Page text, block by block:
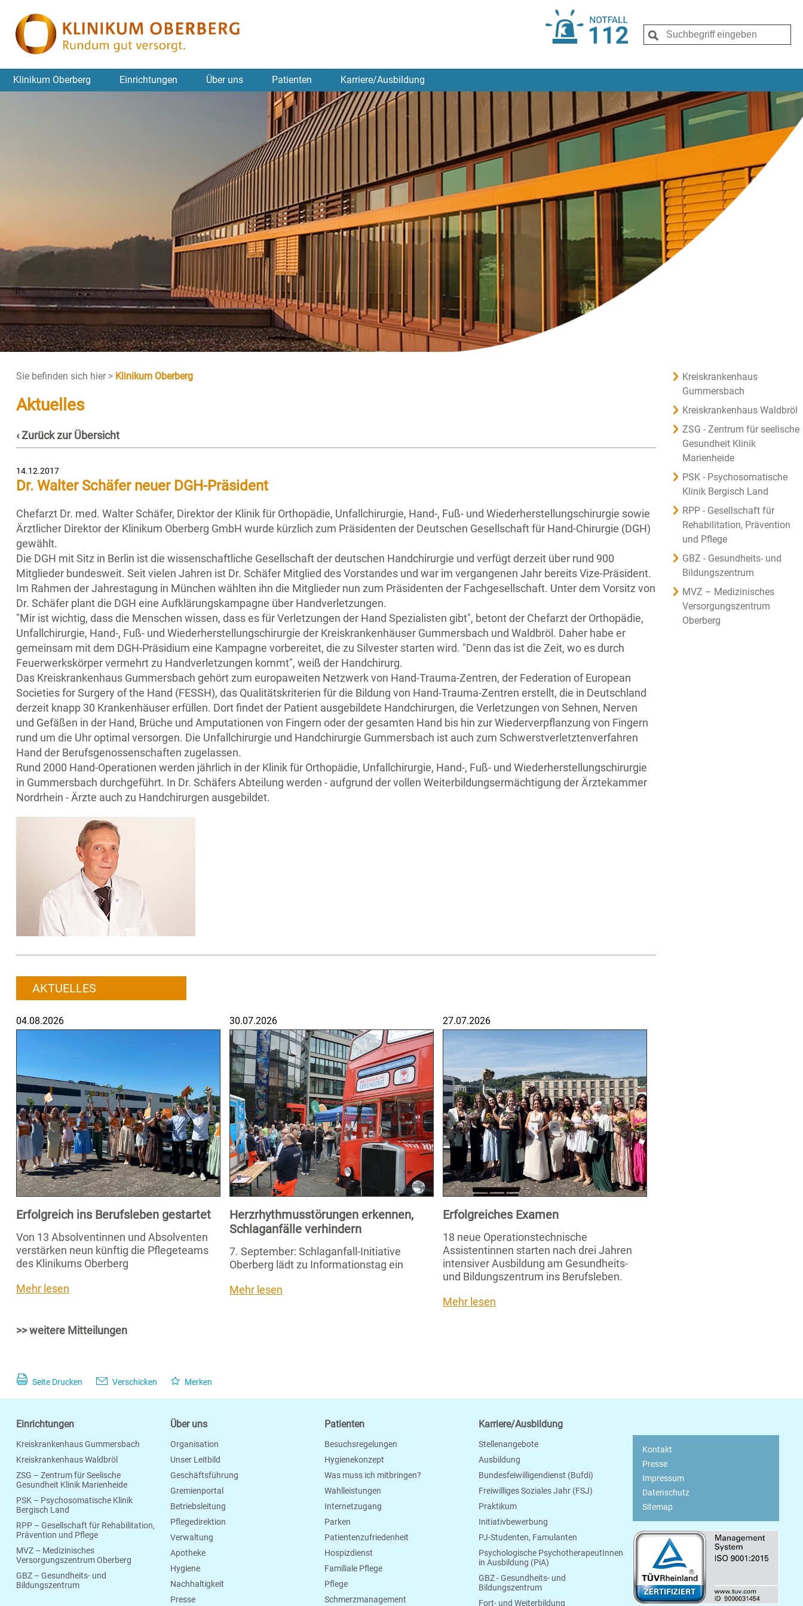
Klinikum Oberberg Einrichtungen Über uns Patienten Karriere/Ausbildung
Sie befinden sich hier > Klinikum Oberberg
Aktuelles
‹ Zurück zur Übersicht
14.12.2017
Dr. Walter Schäfer neuer DGH-Präsident
Chefarzt Dr. med. Walter Schäfer, Direktor der Klinik für Orthopädie, Unfallchirurgie, Hand-, Fuß- und Wiederherstellungschirurgie sowie
Ärztlicher Direktor der Klinikum Oberberg GmbH wurde kürzlich zum Präsidenten der Deutschen Gesellschaft für Hand-Chirurgie (DGH)
gewählt.
Die DGH mit Sitz in Berlin ist die wissenschaftliche Gesellschaft der deutschen Handchirurgie und verfügt derzeit über rund 900
Mitglieder bundesweit. Seit vielen Jahren ist Dr. Schäfer Mitglied des Vorstandes und war im vergangenen Jahr bereits Vize-Präsident.
Im Rahmen der Jahrestagung in München wählten ihn die Mitglieder nun zum Präsidenten der Fachgesellschaft. Unter dem Vorsitz von
Dr. Schäfer plant die DGH eine Aufklärungskampagne über Handverletzungen.
"Mir ist wichtig, dass die Menschen wissen, dass es für Verletzungen der Hand Spezialisten gibt", betont der Chefarzt der Orthopädie,
Unfallchirurgie, Hand-, Fuß- und Wiederherstellungschirurgie der Kreiskrankenhäuser Gummersbach und Waldbröl. Daher habe er
gemeinsam mit dem DGH-Präsidium eine Kampagne vorbereitet, die zu Silvester starten wird. "Denn das ist die Zeit, wo es durch
Feuerwerkskörper vermehrt zu Handverletzungen kommt", weiß der Handchirurg.
Das Kreiskrankenhaus Gummersbach gehört zum europaweiten Netzwerk von Hand-Trauma-Zentren, der Federation of European
Societies for Surgery of the Hand (FESSH), das Qualitätskriterien für die Bildung von Hand-Trauma-Zentren erstellt, die in Deutschland
derzeit knapp 30 Krankenhäuser erfüllen. Dort findet der Patient ausgebildete Handchirurgen, die Verletzungen von Sehnen, Nerven
und Gefäßen in der Hand, Brüche und Amputationen von Fingern oder der gesamten Hand bis hin zur Wiederverpflanzung von Fingern
rund um die Uhr optimal versorgen. Die Unfallchirurgie und Handchirurgie Gummersbach ist auch zum Schwerstverletztenverfahren
Hand der Berufsgenossenschaften zugelassen.
Rund 2000 Hand-Operationen werden jährlich in der Klinik für Orthopädie, Unfallchirurgie, Hand-, Fuß- und Wiederherstellungschirurgie
in Gummersbach durchgeführt. In Dr. Schäfers Abteilung werden - aufgrund der vollen Weiterbildungsermächtigung der Ärztekammer
Nordrhein - Ärzte auch zu Handchirurgen ausgebildet.
AKTUELLES
04.08.2026
Erfolgreich ins Berufsleben gestartet
Von 13 Absolventinnen und Absolventen
verstärken neun künftig die Pflegeteams
des Klinikums Oberberg
Mehr lesen
30.07.2026
Herzrhythmusstörungen erkennen,
Schlaganfälle verhindern
7. September: Schlaganfall-Initiative
Oberberg lädt zu Informationstag ein
Mehr lesen
27.07.2026
Erfolgreiches Examen
18 neue Operationstechnische
Assistentinnen starten nach drei Jahren
intensiver Ausbildung am Gesundheits-
und Bildungszentrum ins Berufsleben.
Mehr lesen
>> weitere Mitteilungen
Kreiskrankenhaus
Gummersbach
Kreiskrankenhaus Waldbröl
ZSG - Zentrum für seelische
Gesundheit Klinik
Marienheide
PSK - Psychosomatische
Klinik Bergisch Land
RPP - Gesellschaft für
Rehabilitation, Prävention
und Pflege
GBZ - Gesundheits- und
Bildungszentrum
MVZ – Medizinisches
Versorgungszentrum
Oberberg
Seite Drucken Verschicken Merken
Einrichtungen
Kreiskrankenhaus Gummersbach
Kreiskrankenhaus Waldbröl
ZSG – Zentrum für Seelische
Gesundheit Klinik Marienheide
PSK – Psychosomatische Klinik
Bergisch Land
RPP – Gesellschaft für Rehabilitation,
Prävention und Pflege
MVZ – Medizinisches
Versorgungszentrum Oberberg
GBZ – Gesundheits- und
Bildungszentrum
Über uns
Organisation
Unser Leitbild
Geschäftsführung
Gremienportal
Betriebsleitung
Pflegedirektion
Verwaltung
Apotheke
Hygiene
Nachhaltigkeit
Presse
Patienten
Besuchsregelungen
Hygienekonzept
Was muss ich mitbringen?
Wahlleistungen
Internetzugang
Parken
Patientenzufriedenheit
Hospizdienst
Familiale Pflege
Pflege
Schmerzmanagement
Karriere/Ausbildung
Stellenangebote
Ausbildung
Bundesfeiwilligendienst (Bufdi)
Freiwilliges Soziales Jahr (FSJ)
Praktikum
Initiativbewerbung
PJ-Studenten, Famulanten
Psychologische PsychotherapeutInnen
in Ausbildung (PiA)
GBZ - Gesundheits- und
Bildungszentrum
Fort- und Weiterbildung
Kontakt
Presse
Impressum
Datenschutz
Sitemap